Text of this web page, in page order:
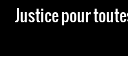
Justice pour